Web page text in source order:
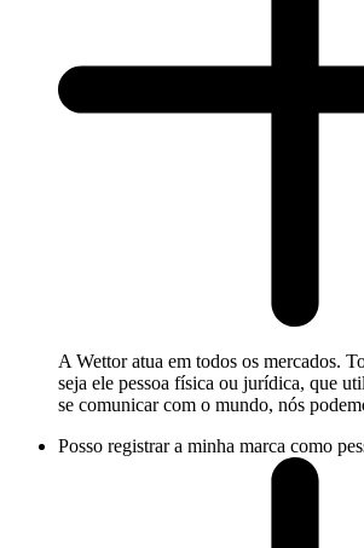
A Wettor atua em todos os mercados.
seja ele pessoa física ou jurídica, que
se comunicar com o mundo, nós
Posso registrar a minha marca como